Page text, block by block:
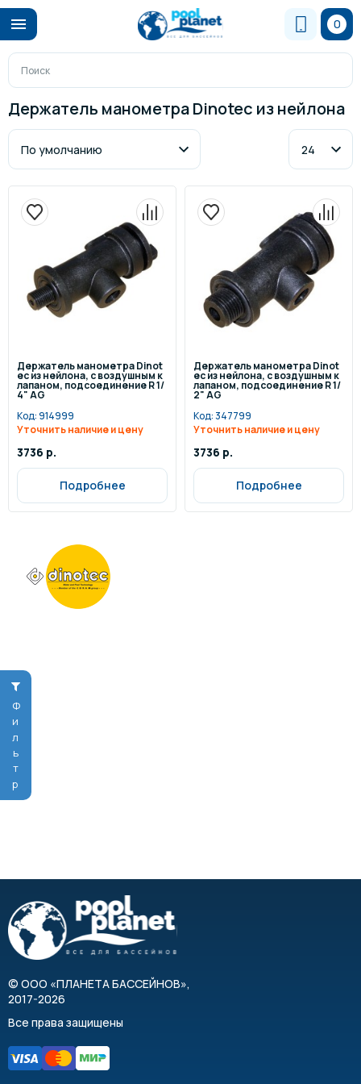
0
Фильтр
Держатель манометра Dinotec из нейлона
Держатель манометра Dinot
ec из нейлона, с воздушным к
лапаном, подсоединение R 1/
4" AG
Код:914999
Уточнить наличие и цену
3736 р.
Подробнее
Держатель манометра Dinot
ec из нейлона, с воздушным к
лапаном, подсоединение R 1/
2" AG
Код:347799
Уточнить наличие и цену
3736 р.
Подробнее
© ООО «ПЛАНЕТА БАССЕЙНОВ»,
2017-2026
Все права защищены